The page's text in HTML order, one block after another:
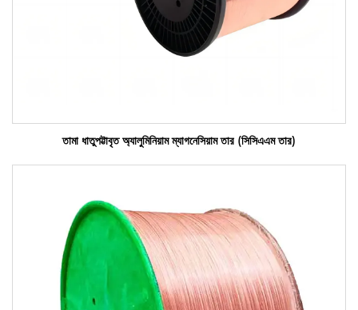
তামা ধাতুপট্টাবৃত অ্যালুমিনিয়াম ম্যাগনেসিয়াম তার (সিসিএএম তার)